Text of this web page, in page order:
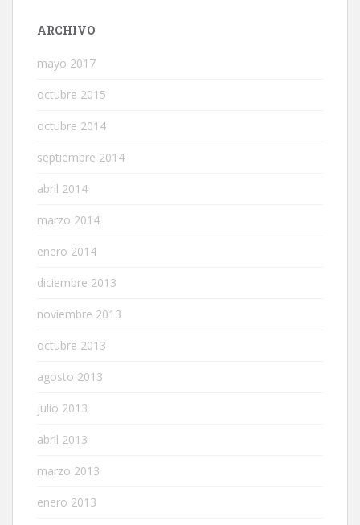
ARCHIVO
mayo 2017
octubre 2015
octubre 2014
septiembre 2014
abril 2014
marzo 2014
enero 2014
diciembre 2013
noviembre 2013
octubre 2013
agosto 2013
julio 2013
abril 2013
marzo 2013
enero 2013